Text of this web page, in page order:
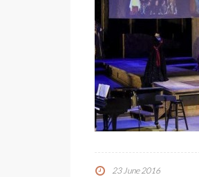
23 June 2016